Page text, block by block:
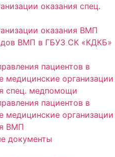
оказания спец.
оказания ВМП
ВМП в ГБУЗ СК «КДКБ»
пациентов в
медицинские организации
спец. медпомощи
пациентов в
медицинские организации
ВМП
документы